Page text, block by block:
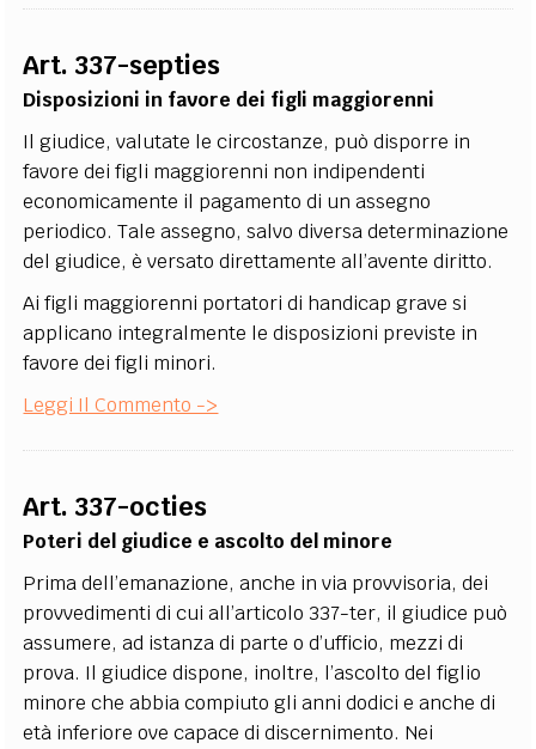
Art. 337-septies
Disposizioni in favore dei figli maggiorenni
Il giudice, valutate le circostanze, può disporre in
favore dei figli maggiorenni non indipendenti
economicamente il pagamento di un assegno
periodico. Tale assegno, salvo diversa determinazione
del giudice, è versato direttamente all’avente diritto.
Ai figli maggiorenni portatori di handicap grave si
applicano integralmente le disposizioni previste in
favore dei figli minori.
Leggi Il Commento ->
Art. 337-octies
Poteri del giudice e ascolto del minore
Prima dell’emanazione, anche in via provvisoria, dei
provvedimenti di cui all’articolo 337-ter, il giudice può
assumere, ad istanza di parte o d’ufficio, mezzi di
prova. Il giudice dispone, inoltre, l’ascolto del figlio
minore che abbia compiuto gli anni dodici e anche di
età inferiore ove capace di discernimento. Nei